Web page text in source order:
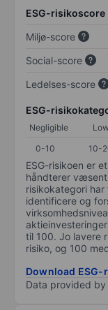
ESG-risikoscore
Miljø-score
Social-score
Ledelses-score
ESG-
Negligible Low
0-10
10-
ESG-risikoen er
håndterer
risikokategori
identificere og
til 100. Jo lavere
risiko, og 100
Download
Data provided by